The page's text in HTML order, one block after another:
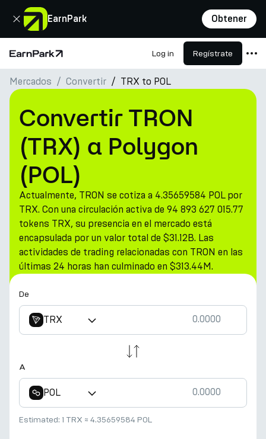
EarnPark Obtener
Cerrar
Página de inicio Log in Regístrate
Productos
Mercados
Calculadoras
PARK Token
Recursos
Compañía
Mercados Convertir TRX to POL
Convertir TRON
(TRX) a Polygon
(POL)
Actualmente, TRON se cotiza a 4.35659584 POL por
TRX. Con una circulación activa de 94 893 627 015.77
tokens TRX, su presencia en el mercado está
encapsulada por un valor total de $31.12B. Las
actividades de trading relacionadas con TRON en las
últimas 24 horas han culminado en $313.44M.
De
TRX
A
POL
Estimated: 1 TRX ≈ 4.35659584 POL